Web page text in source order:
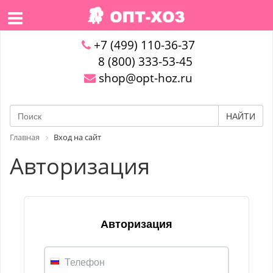
+7 (499) 110-36-37
8 (800) 333-53-45
shop@opt-hoz.ru
НАЙТИ
Главная Вход на сайт
Авторизация
Авторизация
Телефон